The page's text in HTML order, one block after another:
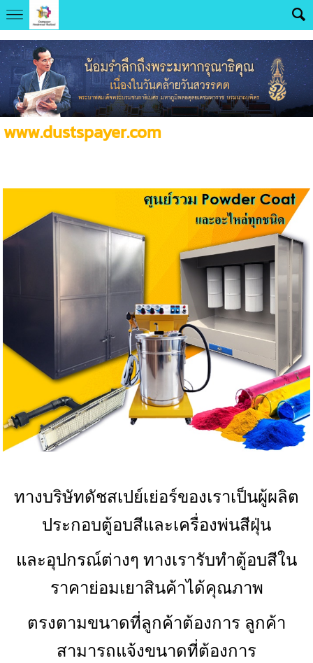
UA-131286644-1
www.dustspayer.com
ทางบริษัทดัชสเปย์เย่อร์ของเราเป็นผู้ผลิต
ประกอบตู้อบสีและเครื่องพ่นสีฝุ่น
และอุปกรณ์ต่างๆ ทางเรารับทำตู้อบสีใน
ราคาย่อมเยาสินค้าได้คุณภาพ
ตรงตามขนาดที่ลูกค้าต้องการ ลูกค้า
สามารถแจ้งขนาดที่ต้องการ